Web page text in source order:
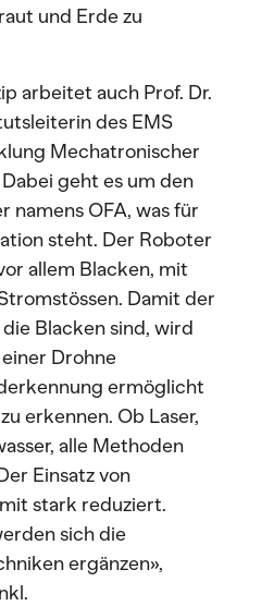
und Erde zu
arbeitet auch Prof. Dr.
des EMS
Mechatronischer
geht es um den
namens OFA, was für
steht. Der Roboter
allem Blacken, mit
Damit der
Blacken sind, wird
Drohne
ermöglicht
erkennen. Ob Laser,
alle Methoden
Einsatz von
stark reduziert.
sich die
ergänzen»,